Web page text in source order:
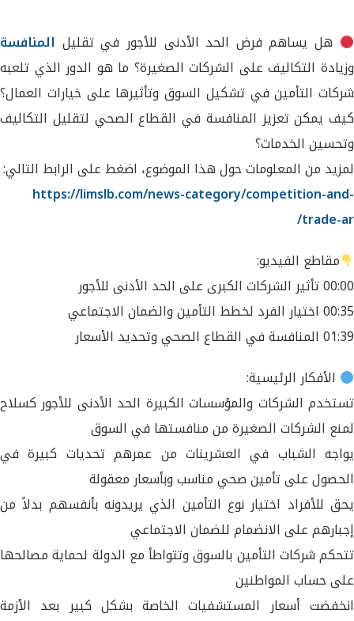
هل يساهم فرض الحد الأدنى للأجور في تقليل المنافسة
وزيادة التكاليف على الشركات الصغيرة؟ ما هو الدور الذي تلعبه
شركات التأمين في تشكيل السوق وتأثيرها على خيارات العمال؟
كيف يمكن تعزيز المنافسة في القطاع الصحي لتقليل التكاليف
وتحسين الخدمات؟
لمزيد من المعلومات حول هذا الموضوع، اضغط على الرابط التالي:
https://limslb.com/news-category/competition-and-
trade-ar/
مقاطع الفيديو:
00:00 تأثير الشركات الكبرى على الحد الأدنى للأجور
00:35 اختيار الفرد لخطط التأمين والضمان الاجتماعي
01:39 المنافسة في القطاع الصحي وتحديد الأسعار
الأفكار الرئيسية:
تستخدم الشركات والمؤسسات الكبيرة الحد الأدنى للأجور كسلاح
لمنع الشركات الصغيرة من منافستها في السوق
يواجه الشباب في العشرينات من عمرهم تحديات كبيرة في
الحصول على تأمين صحي مناسب وبأسعار معقولة
يحق للأفراد اختيار نوع التأمين الذي يريدونه بأنفسهم بدلاً من
إجبارهم على الانضمام للضمان الاجتماعي
تتحكم شركات التأمين بالسوق وتتواطأ مع الدولة لحماية مصالحها
على حساب المواطنين
انخفضت أسعار المستشفيات الخاصة بشكل كبير بعد الأزمة